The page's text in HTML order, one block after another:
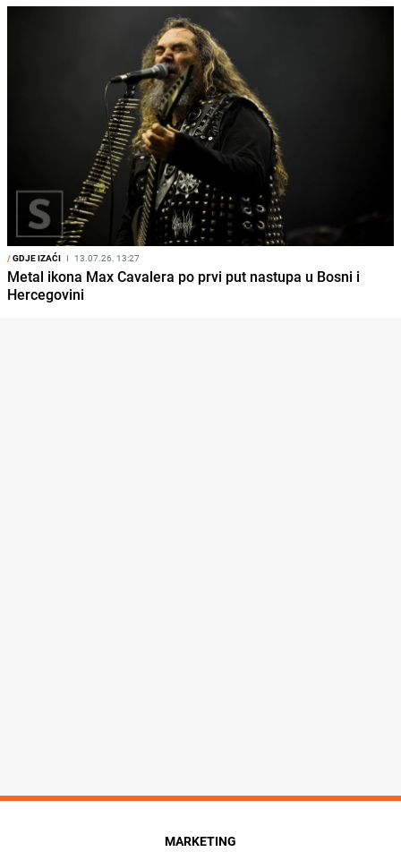
/GDJE IZAĆI I 13.07.26. 13:27
Metal ikona Max Cavalera po prvi put nastupa u Bosni i
Hercegovini
MARKETING